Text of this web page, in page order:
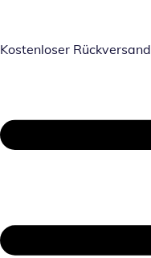
Kostenloser Rückversand